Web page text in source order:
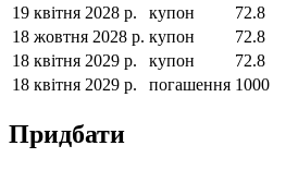
19 квітня 2028 р.
купон
72.8
18 жовтня 2028 р. купон
72.8
18 квітня 2029 р.
купон
72.8
18 квітня 2029 р.
погашення 1000
Придбати